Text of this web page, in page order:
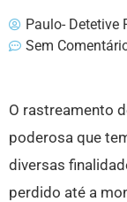
Paulo- Detetive
Sem
O rastreamento
poderosa que
diversas
perdido até a